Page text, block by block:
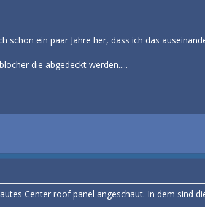
schon ein paar Jahre her, dass ich das
die abgedeckt werden.....
Center roof panel angeschaut. In dem sind